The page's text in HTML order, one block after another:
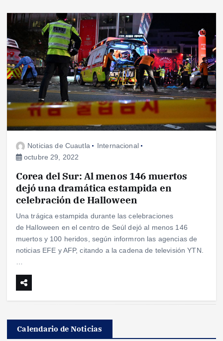
Noticias de Cuautla
Internacional
octubre 29, 2022
Corea del Sur: Al menos 146 muertos
dejó una dramática estampida en
celebración de Halloween
Una trágica estampida durante las celebraciones
de Halloween en el centro de Seúl dejó al menos 146
muertos y 100 heridos, según informron las agencias de
noticias EFE y AFP, citando a la cadena de televisión YTN.
Calendario de Noticias